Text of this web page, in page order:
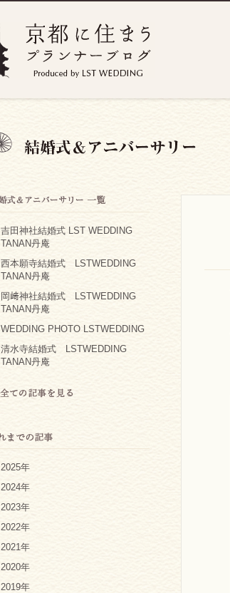
吉田神社結婚式 LST WEDDING
TANAN丹庵
西本願寺結婚式 LSTWEDDING
TANAN丹庵
岡﨑神社結婚式 LSTWEDDING
TANAN丹庵
WEDDING PHOTO LSTWEDDING
清水寺結婚式 LSTWEDDING
TANAN丹庵
2025年
2024年
2023年
2022年
2021年
2020年
2019年